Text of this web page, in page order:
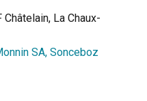
La Chaux-
SA, Sonceboz